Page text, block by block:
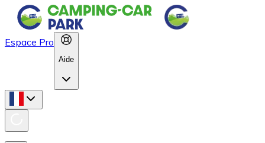
Espace Pro
Aide